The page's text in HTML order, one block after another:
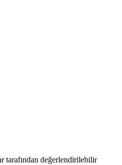
tarafından değerlendirilebilir